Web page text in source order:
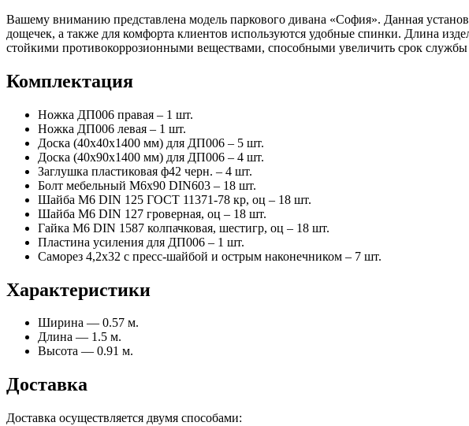
Вашему вниманию представлена модель паркового дивана «София». Данная
дощечек, а также для комфорта клиентов используются удобные спинки. Длина
стойкими противокоррозионными веществами, способными увеличить срок
Комплектация
Ножка ДП006 правая – 1 шт.
Ножка ДП006 левая – 1 шт.
Доска (40х40х1400 мм) для ДП006 – 5 шт.
Доска (40х90х1400 мм) для ДП006 – 4 шт.
Заглушка пластиковая ф42 черн. – 4 шт.
Болт мебельный М6х90 DIN603 – 18 шт.
Шайба М6 DIN 125 ГОСТ 11371-78 кр, оц – 18 шт.
Шайба М6 DIN 127 гроверная, оц – 18 шт.
Гайка М6 DIN 1587 колпачковая, шестигр, оц – 18 шт.
Пластина усиления для ДП006 – 1 шт.
Саморез 4,2х32 с пресс-шайбой и острым наконечником – 7 шт.
Характеристики
Ширина — 0.57 м.
Длина — 1.5 м.
Высота — 0.91 м.
Доставка
Доставка осуществляется двумя способами: